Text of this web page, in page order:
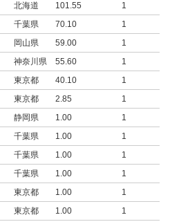
北海道 101.55
1
千葉県 70.10
1
岡山県 59.00
1
神奈川県 55.60
1
東京都 40.10
1
東京都 2.85
1
静岡県 1.00
1
千葉県 1.00
1
千葉県 1.00
1
千葉県 1.00
1
東京都 1.00
1
東京都 1.00
1